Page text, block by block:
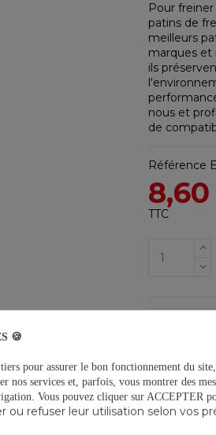
Pour
patins de
meilleurs
marques et
ils
nous et
de
Référence
TTC
🍪
pour assurer le bon fonctionnement du
services et, parfois, vous montrer des
Vous pouvez cliquer sur ACCEPTER
ou refuser leur utilisation selon vos